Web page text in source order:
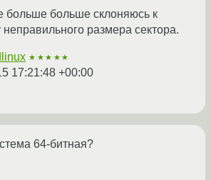
больше больше склоняюсь к
неправильного размера сектора.
★★★★★
17:21:48 +00:00
64-битная?